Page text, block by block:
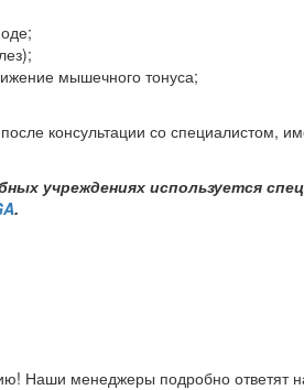
мышечного тонуса;
консультации со
учреждениях используется
.
Наши менеджеры подробно ответят